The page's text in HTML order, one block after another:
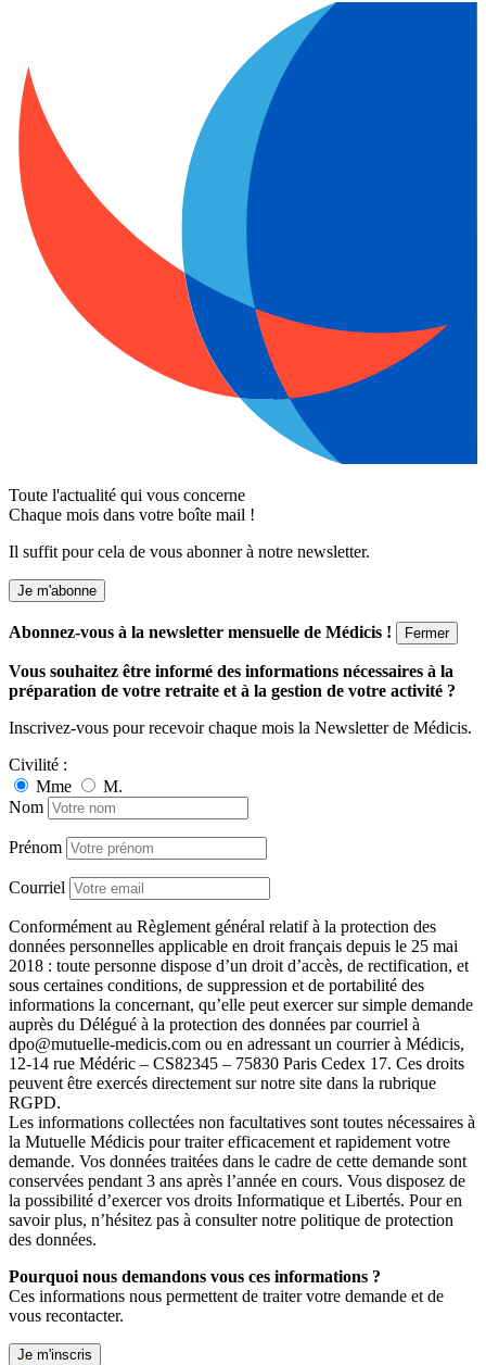
Toute l'actualité qui vous concerne
Chaque mois dans votre boîte mail !
Il suffit pour cela de vous abonner à notre newsletter.
Je m'abonne
Abonnez-vous à la newsletter mensuelle de Médicis ! Fermer
Vous souhaitez être informé des informations nécessaires à la
préparation de votre retraite et à la gestion de votre activité ?
Inscrivez-vous pour recevoir chaque mois la Newsletter de Médicis.
Civilité :
Mme
M.
Nom
Prénom
Courriel
Conformément au Règlement général relatif à la protection des
données personnelles applicable en droit français depuis le 25 mai
2018 : toute personne dispose d’un droit d’accès, de rectification, et
sous certaines conditions, de suppression et de portabilité des
informations la concernant, qu’elle peut exercer sur simple demande
auprès du Délégué à la protection des données par courriel à
dpo@mutuelle-medicis.com ou en adressant un courrier à Médicis,
12-14 rue Médéric – CS82345 – 75830 Paris Cedex 17. Ces droits
peuvent être exercés directement sur notre site dans la rubrique
RGPD.
Les informations collectées non facultatives sont toutes nécessaires à
la Mutuelle Médicis pour traiter efficacement et rapidement votre
demande. Vos données traitées dans le cadre de cette demande sont
conservées pendant 3 ans après l’année en cours. Vous disposez de
la possibilité d’exercer vos droits Informatique et Libertés. Pour en
savoir plus, n’hésitez pas à consulternotre politique de protection
des données.
Pourquoi nous demandons vous ces informations ?
Ces informations nous permettent de traiter votre demande et de
vous recontacter.
Je m'inscris